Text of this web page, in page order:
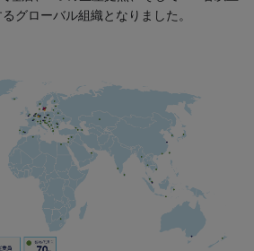
グローバル組織となりました。